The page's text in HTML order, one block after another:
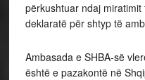
përkushtuar ndaj
deklaratë për shtyp të
Ambasada e SHBA-së
është e pazakontë në